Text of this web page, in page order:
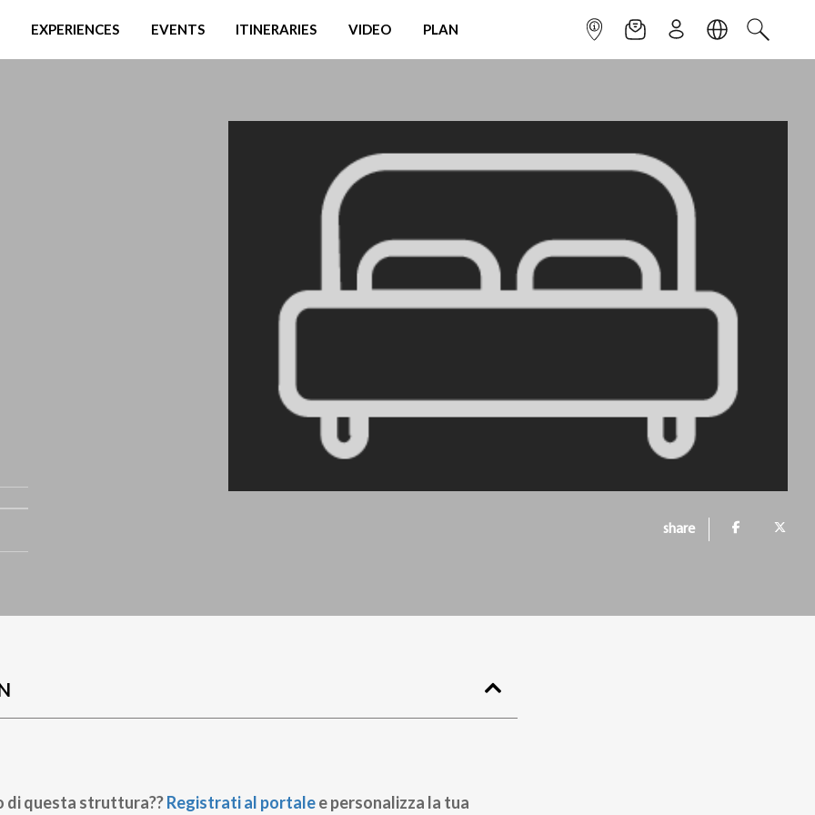
EXPERIENCES EVENTS ITINERARIES VIDEO PLAN INFOPOINTNEWSLETTER
SIGN UPLANGUAGE
SEARCH
share
di questa struttura??Registrati al portalee personalizza la tua